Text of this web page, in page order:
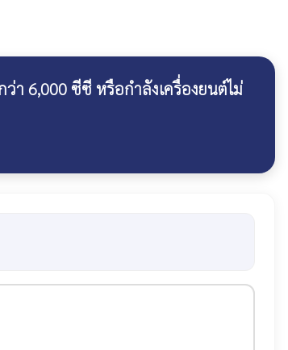
า 6,000 ซีซี หรือกำลังเครื่องยนต์ไม่